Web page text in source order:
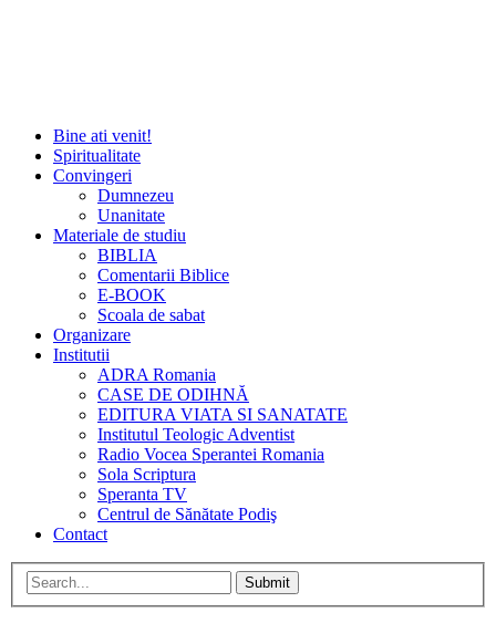
Bine ati venit!
Spiritualitate
Convingeri
Dumnezeu
Unanitate
Materiale de studiu
BIBLIA
Comentarii Biblice
E-BOOK
Scoala de sabat
Organizare
Institutii
ADRA Romania
CASE DE ODIHNĂ
EDITURA VIATA SI SANATATE
Institutul Teologic Adventist
Radio Vocea Sperantei Romania
Sola Scriptura
Speranta TV
Centrul de Sănătate Podiş
Contact
Submit